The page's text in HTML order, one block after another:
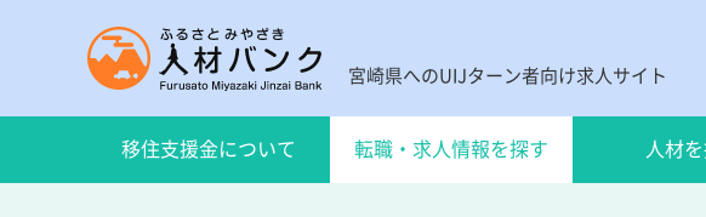
宮崎県へのUIJターン者向け求人サイト
移住支援金について 転職・求人情報を探す 人材